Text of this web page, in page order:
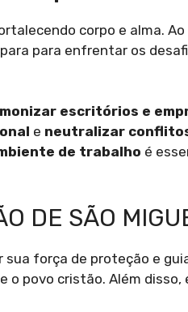
corpo e alma.
para enfrentar os
escritórios e
e neutralizar
de trabalho é
DE SÃO
força de proteção e
o povo cristão. Além disso,